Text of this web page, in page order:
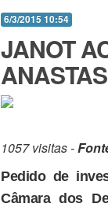
6/3/2015 10:54
JANOT
1057 visitas -
Pedido de
Câmara dos